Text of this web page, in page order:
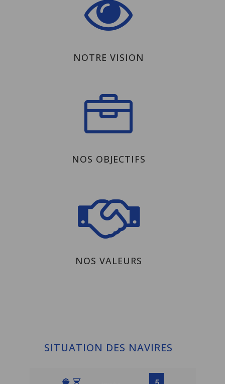
NOTRE VISION

NOS OBJECTIFS
NOS VALEURS
SITUATION DES NAVIRES